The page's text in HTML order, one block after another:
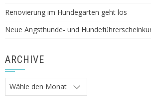
Renovierung im Hundegarten geht los
Neue Angsthunde- und
ARCHIVE
Archive